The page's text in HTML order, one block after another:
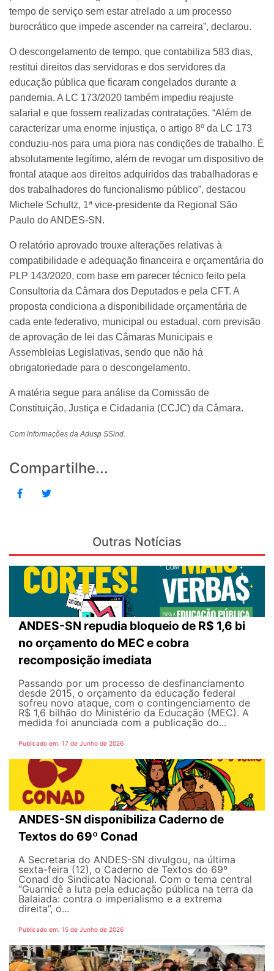
tempo de serviço sem estar atrelado a um processo
burocrático que impede ascender na carreira”, declarou.
O descongelamento de tempo, que contabiliza 583 dias,
restitui direitos das servidoras e dos servidores da
educação pública que ficaram congelados durante a
pandemia. A LC 173/2020 também impediu reajuste
salarial e que fossem realizadas contratações. “Além de
caracterizar uma enorme injustiça, o artigo 8º da LC 173
conduziu-nos para uma piora nas condições de trabalho. É
absolutamente legítimo, além de revogar um dispositivo de
frontal ataque aos direitos adquiridos das trabalhadoras e
dos trabalhadores do funcionalismo público”, destacou
Michele Schultz, 1ª vice-presidente da Regional São
Paulo do ANDES-SN.
O relatório aprovado trouxe alterações relativas à
compatibilidade e adequação financeira e orçamentária do
PLP 143/2020, com base em parecer técnico feito pela
Consultoria da Câmara dos Deputados e pela CFT. A
proposta condiciona a disponibilidade orçamentária de
cada ente federativo, municipal ou estadual, com previsão
de aprovação de lei das Câmaras Municipais e
Assembleias Legislativas, sendo que não há
obrigatoriedade para o descongelamento.
A matéria segue para análise da Comissão de
Constituição, Justiça e Cidadania (CCJC) da Câmara.
Com informações da Adusp SSind.
Compartilhe...
Outras Notícias
ANDES-SN repudia bloqueio de R$ 1,6 bi
no orçamento do MEC e cobra
recomposição imediata
Passando por um processo de desfinanciamento
desde 2015, o orçamento da educação federal
sofreu novo ataque, com o contingenciamento de
R$ 1,6 bilhão do Ministério da Educação (MEC). A
medida foi anunciada com a publicação do...
Publicado em: 17 de Junho de 2026
ANDES-SN disponibiliza Caderno de
Textos do 69º Conad
A Secretaria do ANDES-SN divulgou, na última
sexta-feira (12), o Caderno de Textos do 69º
Conad do Sindicato Nacional. Com o tema central
“Guarnicê a luta pela educação pública na terra da
Balaiada: contra o imperialismo e a extrema
direita”, o...
Publicado em: 15 de Junho de 2026